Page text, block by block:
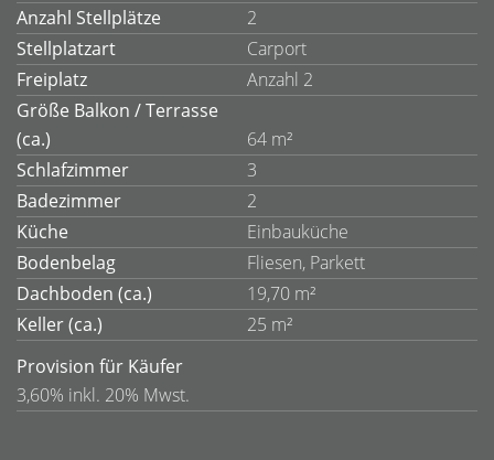
Anzahl Stellplätze
2
Stellplatzart
Carport
Freiplatz
Anzahl 2
Größe Balkon / Terrasse
(ca.)
64 m²
Schlafzimmer
3
Badezimmer
2
Küche
Einbauküche
Bodenbelag
Fliesen, Parkett
Dachboden (ca.)
19,70 m²
Keller (ca.)
25 m²
Provision für Käufer
3,60% inkl. 20% Mwst.